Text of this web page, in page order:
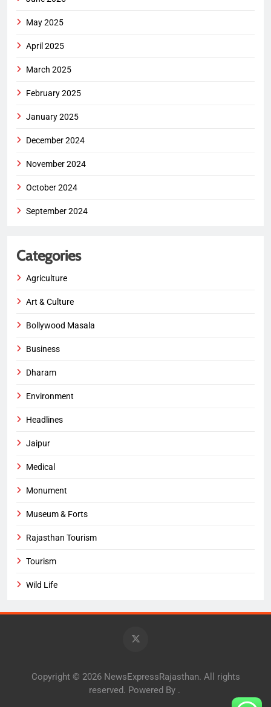
May 2025
April 2025
March 2025
February 2025
January 2025
December 2024
November 2024
October 2024
September 2024
Categories
Agriculture
Art & Culture
Bollywood Masala
Business
Dharam
Environment
Headlines
Jaipur
Medical
Monument
Museum & Forts
Rajasthan Tourism
Tourism
Wild Life
Copyright © 2026 NewsExpressRajasthan. All rights
reserved. Powered By .